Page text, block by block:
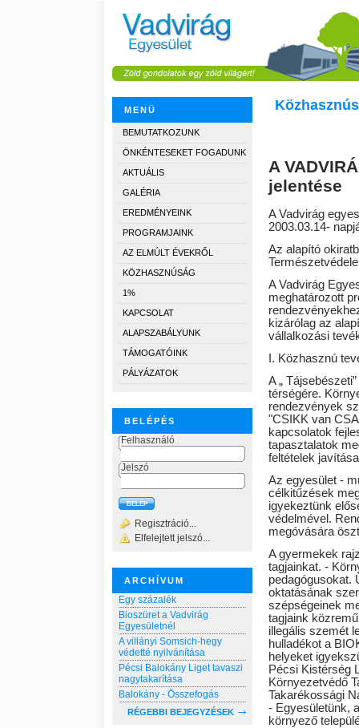
MENÜ
BEMUTATKOZUNK
ÖNKÉNTESEKET FOGADUNK
AKTUÁLIS
GALÉRIA
EREDMÉNYEINK
PROGRAMJAINK
AZ ELMÚLT ÉVEKRŐL
KÖZHASZNÚSÁG
1%
KAPCSOLAT
ALAPSZABÁLYUNK
TÁMOGATÓINK
PÁLYÁZATOK
BELÉPÉS
Felhasználó
Jelszó
Regisztráció...
Elfelejtett jelszó...
ARCHÍVUM
Egy százalék
Bioszüret a Vadvirág
Egyesületnél
A villányi Somsich-hegy
védetté nyilvánítása
Pécsi Balokány Liget tavaszi
nagytakarítása
Balokány - Összefogás
RÉGEBBI BEJEGYZÉSEK
A
jelentése
A Vadvirág
2003.03.14-
Az alapító
A Vadvirág
meghatározott
kizárólag az
vállalkozási
I. Közhasznú
A „
térségére.
rendezvények
"CSIKK van
kapcsolatok
tapasztalatok
feltételek
Az egyesület -
célkitűzések
igyekeztünk
védelmével.
megóvására
A gyermekek
tagjainkat. -
pedagógusokat.
oktatásának
szépségeinek
tagjaink
illegális szemét
hulladékot a
helyeket
Pécsi Kistérség
Környezetvédő
Takarékossági
- Egyesületünk,
környező